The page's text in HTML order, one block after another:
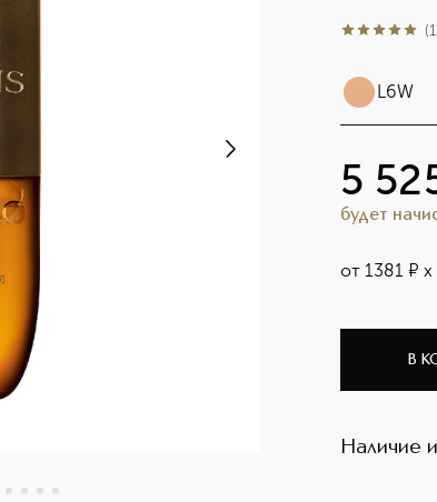
5из 51 (1
L6W
5
будет
от 1381 ¤ х
В
Наличие